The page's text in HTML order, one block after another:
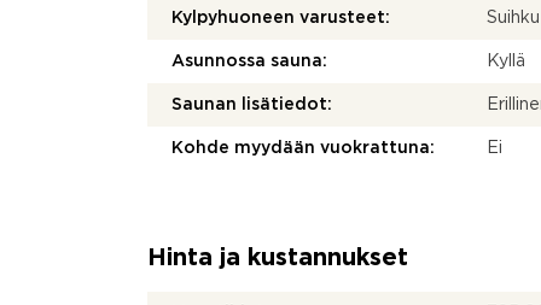
Kylpyhuoneen varusteet: Suihku
Asunnossa sauna: Kyllä
Saunan lisätiedot:
Kohde myydään vuokrattuna: Ei
Hinta ja kustannukset